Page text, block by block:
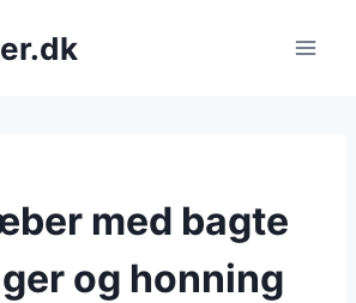
med bagte
og honning